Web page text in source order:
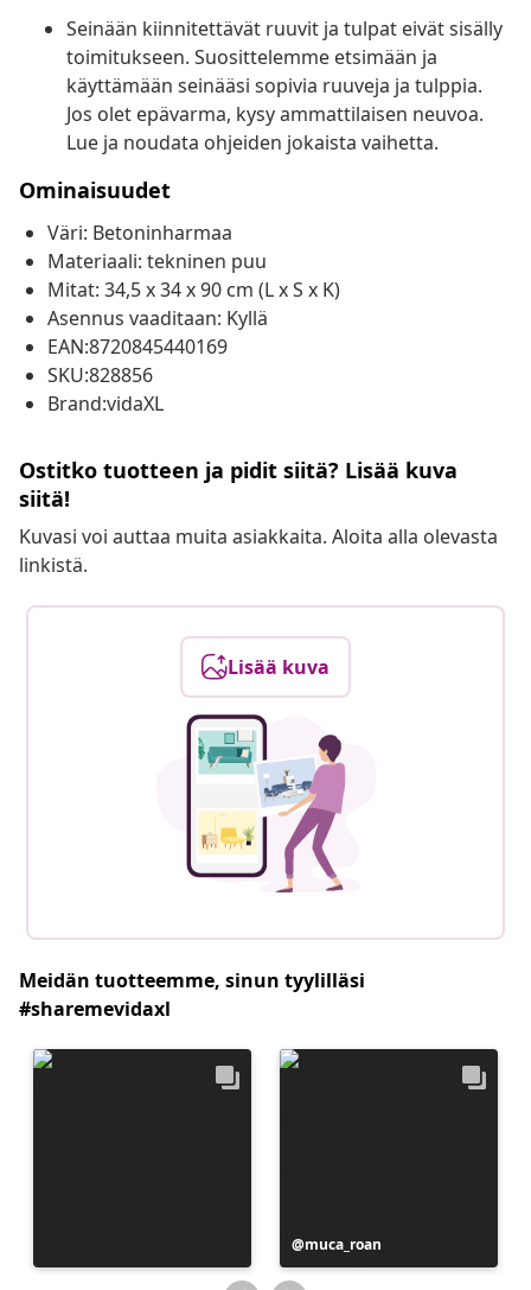
Seinään kiinnitettävät ruuvit ja tulpat eivät sisälly
toimitukseen. Suosittelemme etsimään ja
käyttämään seinääsi sopivia ruuveja ja tulppia.
Jos olet epävarma, kysy ammattilaisen neuvoa.
Lue ja noudata ohjeiden jokaista vaihetta.
Ominaisuudet
Väri: Betoninharmaa
Materiaali: tekninen puu
Mitat: 34,5 x 34 x 90 cm (L x S x K)
Asennus vaaditaan: Kyllä
EAN:8720845440169
SKU:828856
Brand:vidaXL
Ostitko tuotteen ja pidit siitä? Lisää kuva
siitä!
Kuvasi voi auttaa muita asiakkaita. Aloita alla olevasta
linkistä.
Lisää kuva
Meidän tuotteemme, sinun tyylilläsi
#sharemevidaxl
Julkaissut
muca_roan